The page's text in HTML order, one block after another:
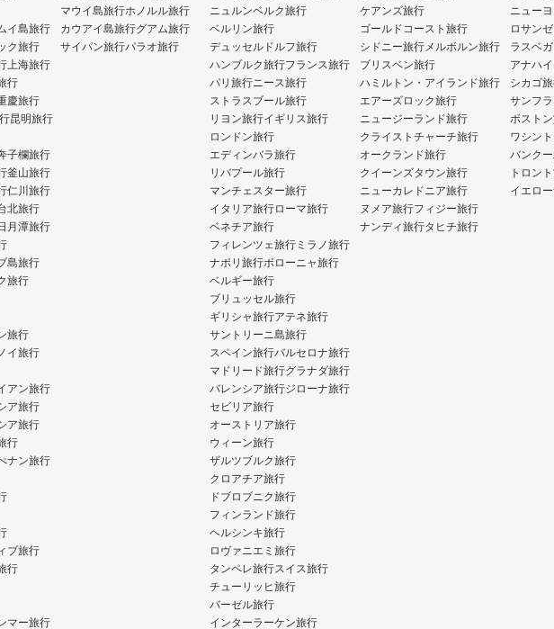
イ島旅行
ク旅行
上海旅行
行
慶旅行
昆明旅行
子欄旅行
釜山旅行
仁川旅行
北旅行
月潭旅行
島旅行
旅行
旅行
イ旅行
アン旅行
ア旅行
ア旅行
行
ナン旅行
ブ旅行
行
マー旅行
マウイ島旅行ホノルル旅行
カウアイ島旅行グアム旅行
サイパン旅行パラオ旅行
ニュルンベルク旅行
ベルリン旅行
デュッセルドルフ旅行
ハンブルク旅行フランス旅行
パリ旅行ニース旅行
ストラスブール旅行
リヨン旅行イギリス旅行
ロンドン旅行
エディンバラ旅行
リバプール旅行
マンチェスター旅行
イタリア旅行ローマ旅行
ベネチア旅行
フィレンツェ旅行 ミラノ旅行
ナポリ旅行ボローニャ旅行
ベルギー旅行
ブリュッセル旅行
ギリシャ旅行アテネ旅行
サントリーニ島旅行
スペイン旅行バルセロナ旅行
マドリード旅行グラナダ旅行
バレンシア旅行ジローナ旅行
セビリア旅行
オーストリア旅行
ウィーン旅行
ザルツブルク旅行
クロアチア旅行
ドブロブニク旅行
フィンランド旅行
ヘルシンキ旅行
ロヴァニエミ旅行
タンペレ旅行スイス旅行
チューリッヒ旅行
バーゼル旅行
インターラーケン旅行
ケアンズ旅行
ゴールドコースト旅行
シドニー旅行メルボルン旅行
ブリスベン旅行
ハミルトン・アイランド旅行
エアーズロック旅行
ニュージーランド旅行
クライストチャーチ旅行
オークランド旅行
クイーンズタウン旅行
ニューカレドニア旅行
ヌメア旅行フィジー旅行
ナンディ旅行タヒチ旅行
ニュー
ロサン
ラスベ
アナハ
シカゴ
サンフ
ボスト
ワシン
バンク
トロン
イエロ